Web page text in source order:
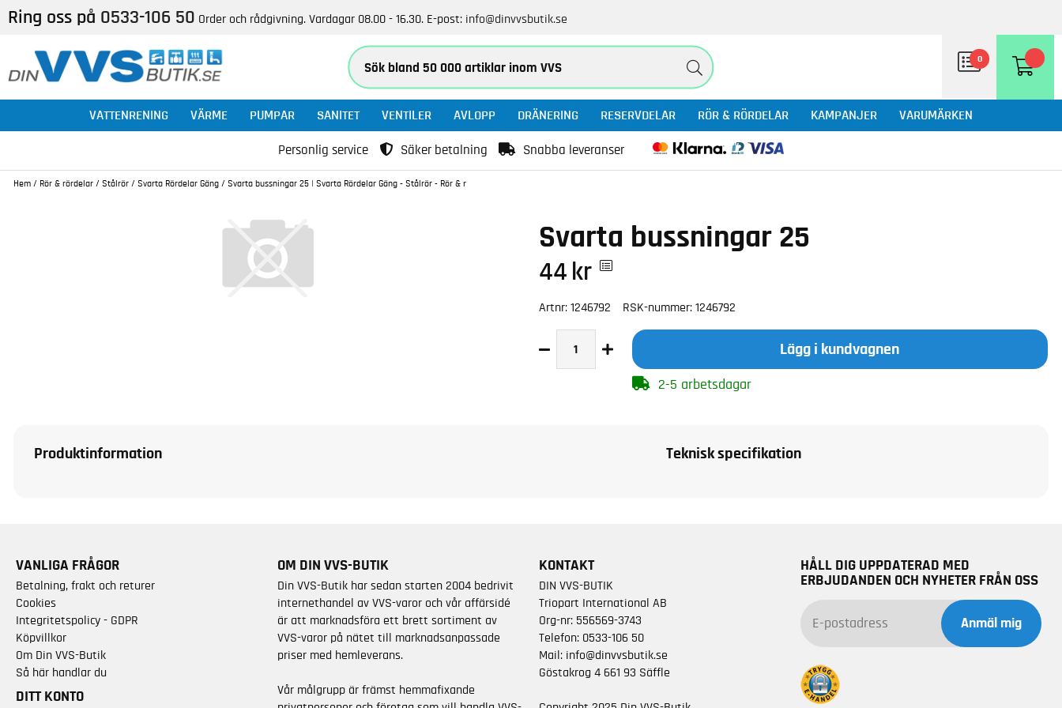
Ring oss på 0533-106 50 Order och rådgivning. Vardagar 08.00 - 16.30. E-post: info@dinvvsbutik.se
0
VATTENRENING VÄRME PUMPAR SANITET VENTILER AVLOPP DRÄNERING RESERVDELAR RÖR & RÖRDELAR KAMPANJER VARUMÄRKEN
Personlig service Säker betalning Snabba leveranser
Hem / Rör & rördelar / Stålrör / Svarta Rördelar Gäng / Svarta bussningar 25 | Svarta Rördelar Gäng - Stålrör - Rör & r
Svarta bussningar 25
44 kr
Artnr: 1246792 RSK-nummer: 1246792
Lägg i kundvagnen
2-5 arbetsdagar
Produktinformation Teknisk specifikation
VANLIGA FRÅGOR
Betalning, frakt och returer
Cookies
Integritetspolicy - GDPR
Köpvillkor
Om Din VVS-Butik
Så här handlar du
DITT KONTO
OM DIN VVS-BUTIK
Din VVS-Butik har sedan starten 2004 bedrivit
internethandel av VVS-varor och vår affärsidé
är att marknadsföra ett brett sortiment av
VVS-varor på nätet till marknadsanpassade
priser med hemleverans.
Vår målgrupp är främst hemmafixande
KONTAKT
DIN VVS-BUTIK
Triopart International AB
Org-nr: 556569-3743
Telefon: 0533-106 50
Mail: info@dinvvsbutik.se
Göstakrog 4 661 93 Säffle
HÅLL DIG UPPDATERAD MED
ERBJUDANDEN OCH NYHETER FRÅN OSS
Anmäl mig